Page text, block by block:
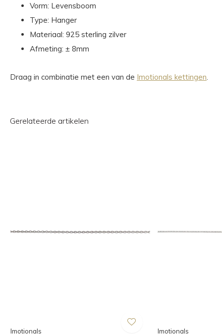
Vorm: Levensboom
Type: Hanger
Materiaal: 925 sterling zilver
Afmeting: ± 8mm
Draag in combinatie met een van de Imotionals kettingen
Gerelateerde artikelen
Imotionals Imotionals